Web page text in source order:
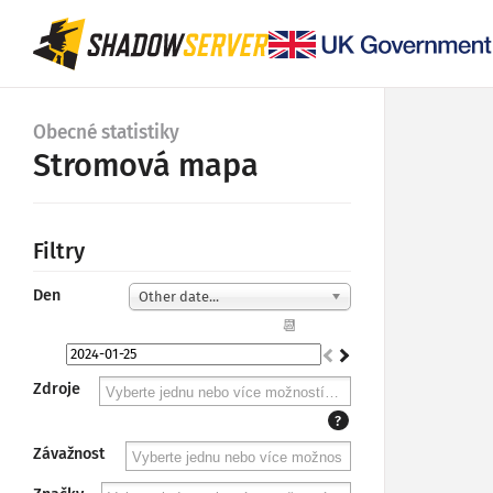
Obecné statistiky
Stromová mapa
Filtry
Den Other date...
📆
Zdroje
?
Závažnost